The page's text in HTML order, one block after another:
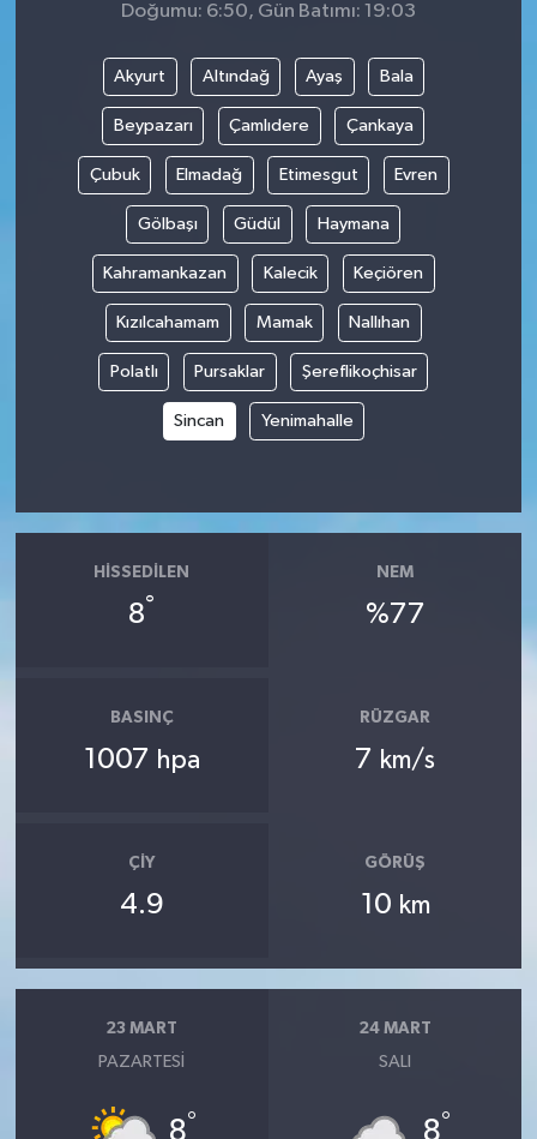
Doğumu: 6:50, Gün Batımı: 19:03
Akyurt Altındağ Ayaş Bala
Beypazarı Çamlıdere Çankaya
Çubuk Elmadağ Etimesgut Evren
Gölbaşı Güdül Haymana
Kahramankazan Kalecik Keçiören
Kızılcahamam Mamak Nallıhan
Polatlı Pursaklar Şereflikoçhisar
Sincan Yenimahalle
HISSEDILEN
8°
NEM
%77
BASINÇ
1007 hpa
RÜZGAR
7 km/s
ÇIY
4.9
GÖRÜŞ
10 km
23 MART
PAZARTESI
8°
24 MART
SALI
8°